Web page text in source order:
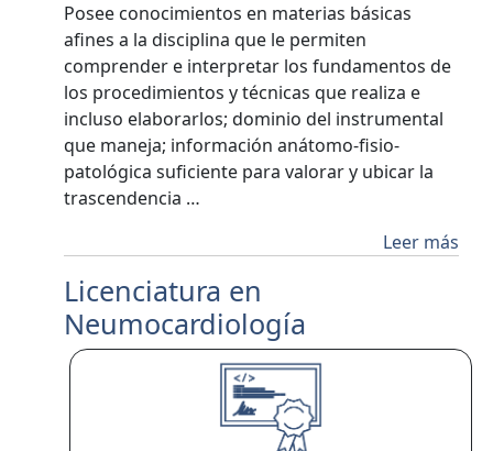
Posee conocimientos en materias básicas
afines a la disciplina que le permiten
comprender e interpretar los fundamentos de
los procedimientos y técnicas que realiza e
incluso elaborarlos; dominio del instrumental
que maneja; información anátomo-fisio-
patológica suficiente para valorar y ubicar la
trascendencia …
Leer más
Licenciatura en
Neumocardiología